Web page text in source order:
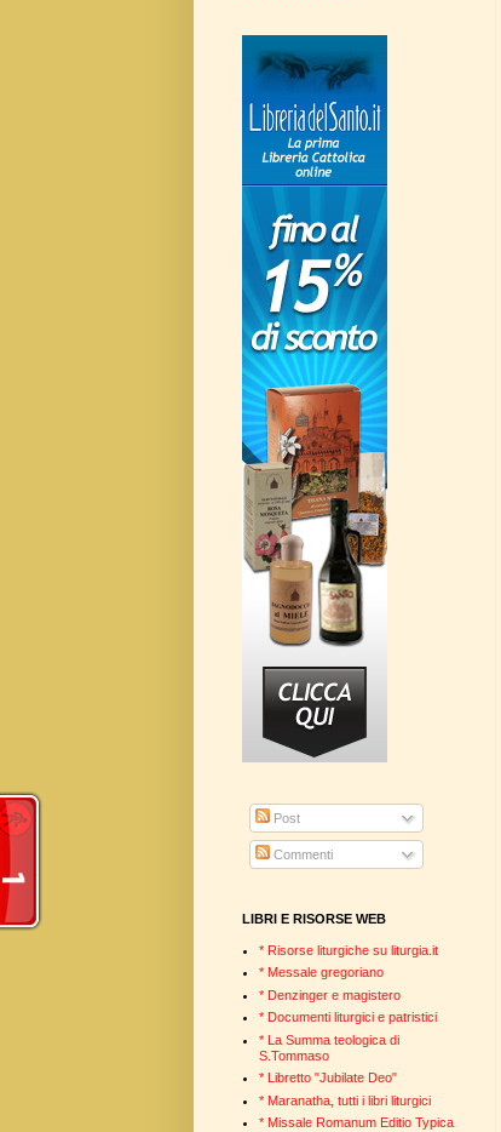
Post
Commenti
LIBRI E RISORSE WEB
* Risorse liturgiche su liturgia.it
* Messale gregoriano
* Denzinger e magistero
* Documenti liturgici e patristici
* La Summa teologica di
S.Tommaso
* Libretto "Jubilate Deo"
* Maranatha, tutti i libri liturgici
* Missale Romanum Editio Typica